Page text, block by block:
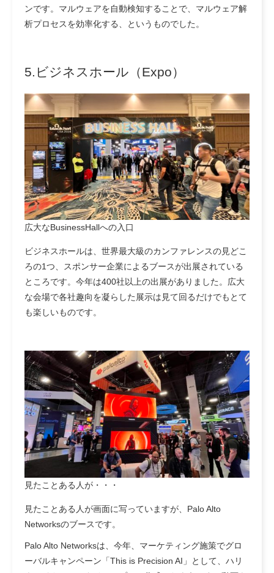
ンです。マルウェアを自動検知することで、マルウェア解
析プロセスを効率化する、というものでした。
5.ビジネスホール（Expo）
広大なBusinessHallへの入口
ビジネスホールは、世界最大級のカンファレンスの見どこ
ろの1つ、スポンサー企業によるブースが出展されている
ところです。今年は400社以上の出展がありました。広大
な会場で各社趣向を凝らした展示は見て回るだけでもとて
も楽しいものです。
見たことある人が・・・
見たことある人が画面に写っていますが、Palo Alto
Networksのブースです。
Palo Alto Networksは、今年、マーケティング施策でグロ
ーバルキャンペーン「This is Precision AI」として、ハリ